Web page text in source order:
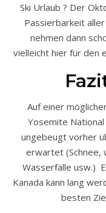
Ski Urlaub ? Der
Passierbarkeit
nehmen dann
vielleicht hier für den
Auf einer
Yosemite
ungebeugt vorher
erwartet (Schnee,
Wasserfälle usw.)
Kanada kann lang
besten